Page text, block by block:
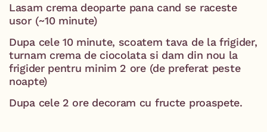
Lasam crema deoparte pana cand se raceste
usor (~10 minute)
Dupa cele 10 minute, scoatem tava de la frigider,
turnam crema de ciocolata si dam din nou la
frigider pentru minim 2 ore (de preferat peste
noapte)
Dupa cele 2 ore decoram cu fructe proaspete.